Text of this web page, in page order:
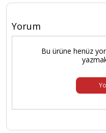
Yorum
Bu ürüne henüz